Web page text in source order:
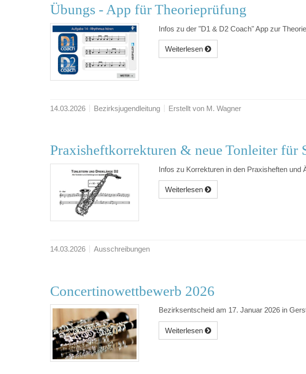
Übungs - App für Theorieprüfung
Infos zu der "D1 & D2 Coach" App zur
Weiterlesen
14.03.2026 Bezirksjugendleitung Erstellt von M. Wagner
Praxisheftkorrekturen & neue Tonleiter für
Infos zu Korrekturen in den Praxisheften und
Weiterlesen
14.03.2026 Ausschreibungen
Concertinowettbewerb 2026
Bezirksentscheid am 17. Januar 2026 in
Weiterlesen